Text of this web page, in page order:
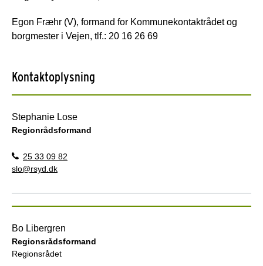
Egon Fræhr (V), formand for Kommunekontaktrådet og
borgmester i Vejen, tlf.: 20 16 26 69
Kontaktoplysning
Stephanie Lose
Regionrådsformand
25 33 09 82
slo@rsyd.dk
Bo Libergren
Regionsrådsformand
Regionsrådet